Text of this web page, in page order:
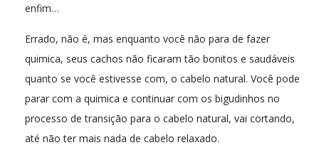
enfim…
Errado, não é, mas enquanto você não para de fazer
quimica, seus cachos não ficaram tão bonitos e saudáveis
quanto se você estivesse com, o cabelo natural. Você pode
parar com a quimica e continuar com os bigudinhos no
processo de transição para o cabelo natural, vai cortando,
até não ter mais nada de cabelo relaxado.